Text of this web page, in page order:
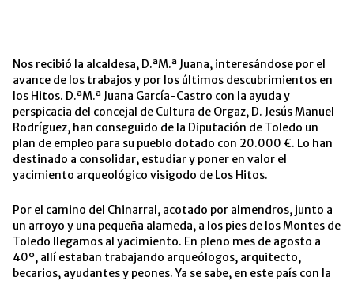
Nos recibió la alcaldesa, D.ªM.ª Juana, interesándose por el
avance de los trabajos y por los últimos descubrimientos en
los Hitos. D.ªM.ª Juana García-Castro con la ayuda y
perspicacia del concejal de Cultura de Orgaz, D. Jesús Manuel
Rodríguez, han conseguido de la Diputación de Toledo un
plan de empleo para su pueblo dotado con 20.000 €. Lo han
destinado a consolidar, estudiar y poner en valor el
yacimiento arqueológico visigodo de Los Hitos.
Por el camino del Chinarral, acotado por almendros, junto a
un arroyo y una pequeña alameda, a los pies de los Montes de
Toledo llegamos al yacimiento. En pleno mes de agosto a
40º, allí estaban trabajando arqueólogos, arquitecto,
becarios, ayudantes y peones. Ya se sabe, en este país con la